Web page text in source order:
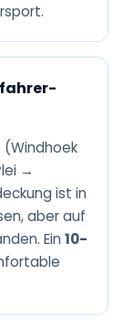
(Windhoek
→
ist in
aber auf
Ein 10-